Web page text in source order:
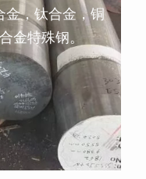
金，钛合金，铜
金特殊钢。